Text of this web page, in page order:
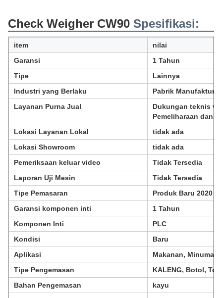
Check Weigher CW90 Spesifikasi:
item
nilai
Garansi
1 Tahun
Tipe
Lainnya
Industri yang Berlaku
Pabrik Manufaktur,
Layanan Purna Jual
Dukungan teknis
Pemeliharaan dan
Lokasi Layanan Lokal
tidak ada
Lokasi Showroom
tidak ada
Pemeriksaan keluar video
Tidak Tersedia
Laporan Uji Mesin
Tidak Tersedia
Tipe Pemasaran
Produk Baru 2020
Garansi komponen inti
1 Tahun
Komponen Inti
PLC
Kondisi
Baru
Aplikasi
Makanan,
Tipe Pengemasan
KALENG, Botol,
Bahan Pengemasan
kayu